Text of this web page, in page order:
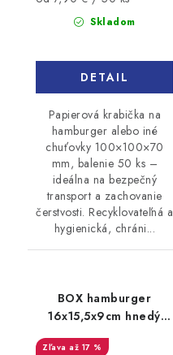
Skladom
DETAIL
Papierová krabička na
hamburger alebo iné
chuťovky 100×100×70
mm, balenie 50 ks –
ideálna na bezpečný
transport a zachovanie
čerstvosti. Recyklovateľná a
hygienická, chráni...
BOX hamburger
16x15,5x9cm hnedý
50ks
až 17 %